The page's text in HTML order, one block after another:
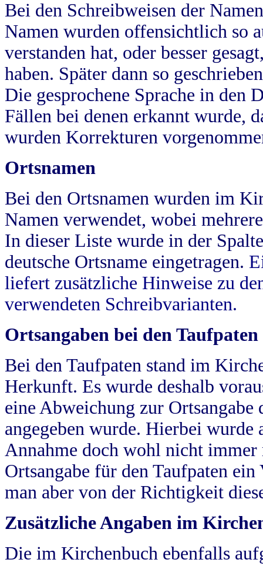
Bei den Schreibweisen der
Namen wurden offensichtlich so
verstanden hat, oder besser
haben. Später dann so
Die gesprochene Sprache in
Fällen bei denen erkannt wurde,
wurden Korrekturen
Ortsnamen
Bei den Ortsnamen wurden im
Namen verwendet, wobei
In dieser Liste wurde in der
deutsche Ortsname eingetragen.
liefert zusätzliche Hinweise zu
verwendeten Schreibvarianten.
Ortsangaben bei den Taufpaten
Bei den Taufpaten stand im
Herkunft. Es wurde deshalb
eine Abweichung zur
angegeben wurde. Hierbei wurde
Annahme doch wohl nicht
Ortsangabe für den Taufpaten
man aber von der Richtigkeit
Zusätzliche Angaben im
Die im Kirchenbuch ebenfalls